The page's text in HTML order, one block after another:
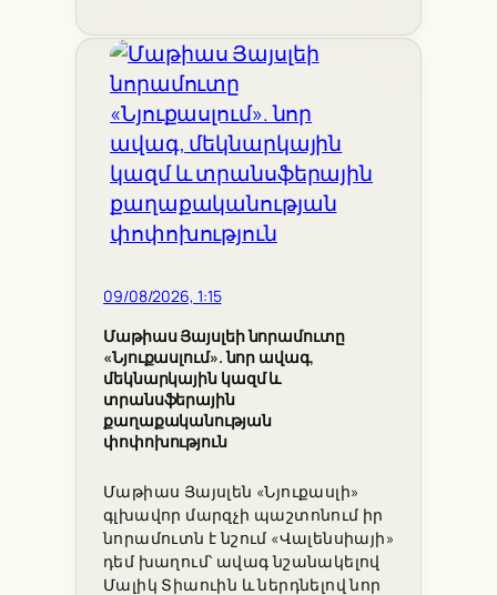
09/08/2026, 1:15
Մաթիաս Յայսլեի նորամուտը
«Նյուքասլում». նոր ավագ,
մեկնարկային կազմ և
տրանսֆերային
քաղաքականության
փոփոխություն
Մաթիաս Յայսլեն «Նյուքասլի»
գլխավոր մարզչի պաշտոնում իր
նորամուտն է նշում «Վալենսիայի»
դեմ խաղում՝ ավագ նշանակելով
Մալիկ Տիաուին և ներդնելով նոր